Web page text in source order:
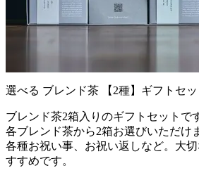
選べる ブレンド茶 【2種】ギフトセッ
ブレンド茶2箱入りのギフトセットで
各ブレンド茶から2箱お選びいただけ
各種お祝い事、お祝い返しなど。大
すすめです。